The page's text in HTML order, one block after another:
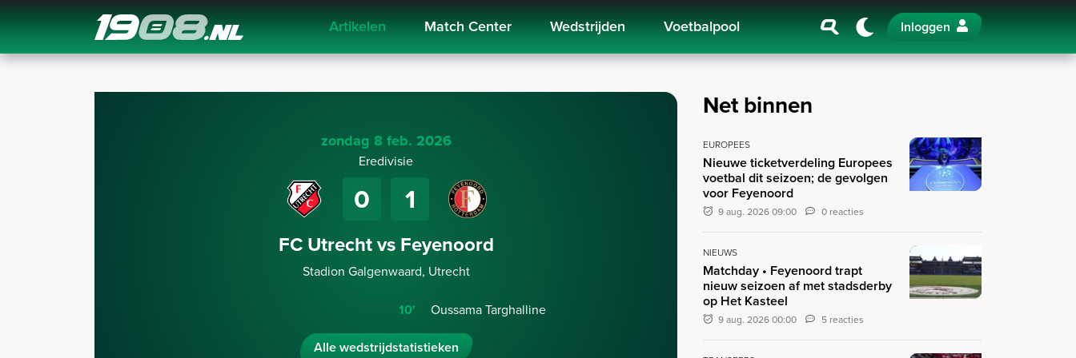
Navigation Artikelen Match Center Wedstrijden Voetbalpool Inloggen
zondag 8 feb. 2026
Eredivisie
0 1
FC Utrecht vs Feyenoord
Stadion Galgenwaard, Utrecht
10' Oussama Targhalline
Alle wedstrijdstatistieken
Net binnen
EUROPEES
Nieuwe ticketverdeling Europees
voetbal dit seizoen; de gevolgen
voor Feyenoord
9 aug. 2026 09:00 0 reacties
NIEUWS
Matchday • Feyenoord trapt
nieuw seizoen af met stadsderby
op Het Kasteel
9 aug. 2026 00:00 5 reacties